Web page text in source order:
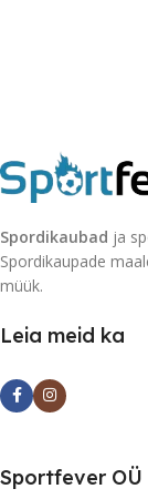
Spordikaubad ja
Spordikaupade
müük.
Leia meid ka
Sportfever OÜ